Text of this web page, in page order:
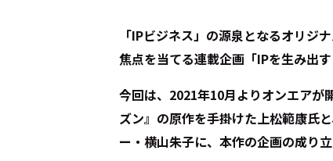
「IPビジネス」の源泉となるオリジ
焦点を当てる連載企画「IPを生み出す
今回は、2021年10月よりオンエアが
ズン』の原作を手掛けた上松範康氏
ー・横山朱子に、本作の企画の成り立